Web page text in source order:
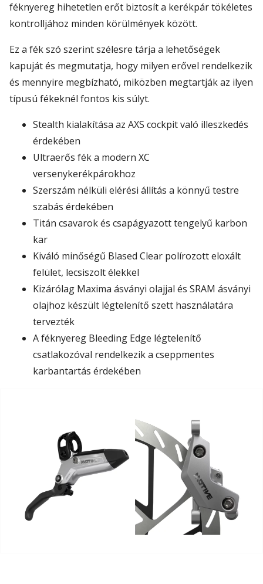
féknyereg hihetetlen erőt biztosít a kerékpár tökéletes
kontrolljához minden körülmények között.
Ez a fék szó szerint szélesre tárja a lehetőségek
kapuját és megmutatja, hogy milyen erővel rendelkezik
és mennyire megbízható, miközben megtartják az ilyen
típusú fékeknél fontos kis súlyt.
Stealth kialakítása az AXS cockpit való illeszkedés
érdekében
Ultraerős fék a modern XC
versenykerékpárokhoz
Szerszám nélküli elérési állítás a könnyű testre
szabás érdekében
Titán csavarok és csapágyazott tengelyű karbon
kar
Kiváló minőségű Blased Clear polírozott eloxált
felület, lecsiszolt élekkel
Kizárólag Maxima ásványi olajjal és SRAM ásványi
olajhoz készült légtelenítő szett használatára
tervezték
A féknyereg Bleeding Edge légtelenítő
csatlakozóval rendelkezik a cseppmentes
karbantartás érdekében